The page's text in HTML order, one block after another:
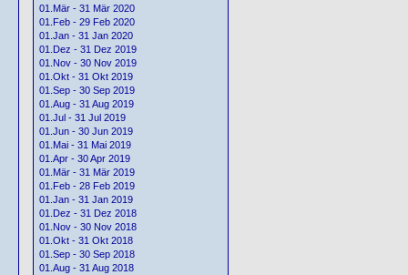
01.Mär - 31 Mär 2020
01.Feb - 29 Feb 2020
01.Jan - 31 Jan 2020
01.Dez - 31 Dez 2019
01.Nov - 30 Nov 2019
01.Okt - 31 Okt 2019
01.Sep - 30 Sep 2019
01.Aug - 31 Aug 2019
01.Jul - 31 Jul 2019
01.Jun - 30 Jun 2019
01.Mai - 31 Mai 2019
01.Apr - 30 Apr 2019
01.Mär - 31 Mär 2019
01.Feb - 28 Feb 2019
01.Jan - 31 Jan 2019
01.Dez - 31 Dez 2018
01.Nov - 30 Nov 2018
01.Okt - 31 Okt 2018
01.Sep - 30 Sep 2018
01.Aug - 31 Aug 2018